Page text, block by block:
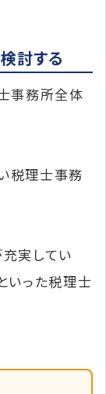
討する
事務所全体
税理士事務
実してい
いった税理士